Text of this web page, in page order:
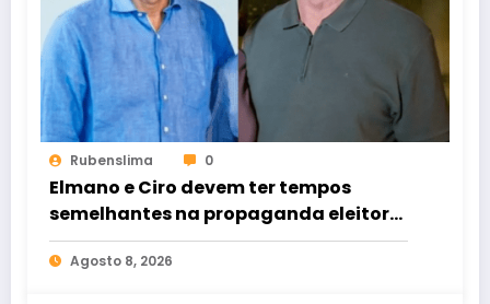
Rubenslima 0
Elmano e Ciro devem ter tempos
semelhantes na propaganda eleitoral
de rádio e TV
Agosto 8, 2026